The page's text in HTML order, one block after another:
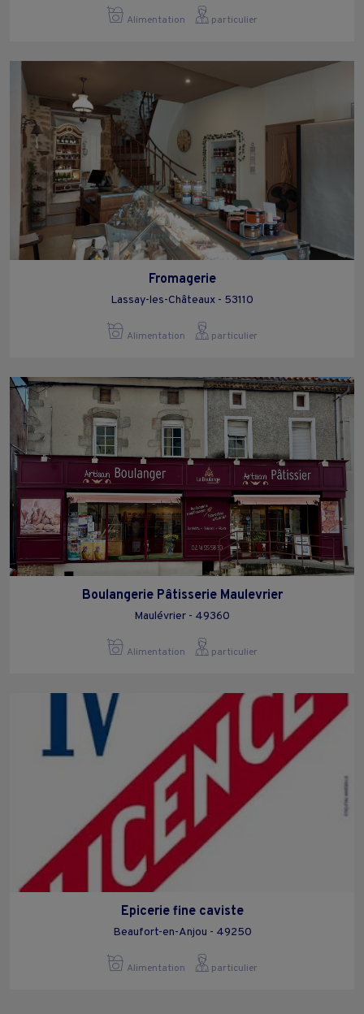
Alimentation particulier
Fromagerie
Lassay-les-Châteaux - 53110
Alimentation particulier
Boulangerie Pâtisserie Maulevrier
Maulévrier - 49360
Alimentation particulier
Epicerie fine caviste
Beaufort-en-Anjou - 49250
Alimentation particulier